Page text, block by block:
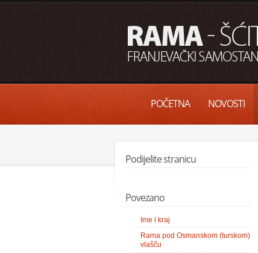
POČETNA NOVOSTI
Podijelite stranicu
Povezano
Ime i kraj
Rama pod Osmanskom (turskom)
vlašču